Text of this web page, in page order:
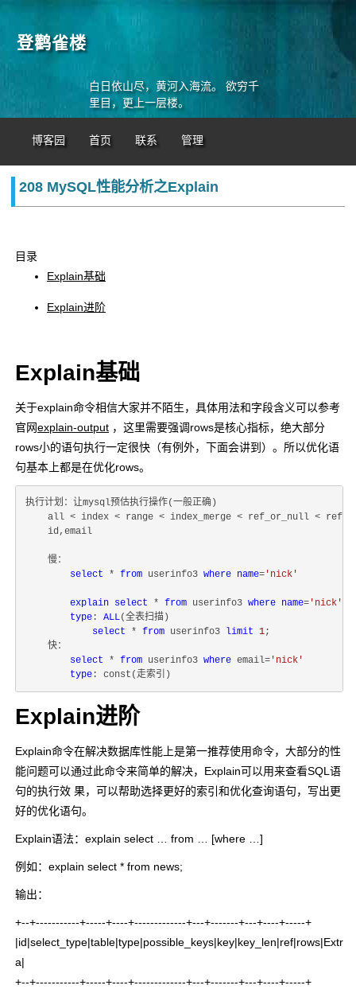
登鹳雀楼
白日依山尽，黄河入海流。 欲穷千
里目，更上一层楼。
博客园 首页 联系 管理
208 MySQL性能分析之Explain
目录
Explain基础
Explain进阶
Explain基础
关于explain命令相信大家并不陌生，具体用法和字段含义可以参考
官网explain-output ，这里需要强调rows是核心指标，绝大部分
rows小的语句执行一定很快（有例外，下面会讲到）。所以优化语
句基本上都是在优化rows。
执行计划：让mysql预估执行操作(一般正确)
all < index < range < index_merge < ref_or_null < ref
    id,email
    慢：
select * from userinfo3 where name= 'nick'
explain select * from userinfo3 where name= 'nick'
type : ALL(全表扫描)
select * from userinfo3 limit 1;
    快：
select * from userinfo3 where email= 'nick'
type
Explain进阶
Explain命令在解决数据库性能上是第一推荐使用命令，大部分的性
能问题可以通过此命令来简单的解决，Explain可以用来查看SQL语
句的执行效 果，可以帮助选择更好的索引和优化查询语句，写出更
好的优化语句。
Explain语法： explain select … from … [where …]
例如： explain select * from news;
输出：
+--+-----------+-----+----+-------------+---+-------+---+----+-----+
|id|select_type|table|type|possible_keys|key|key_len|ref|rows|Extr
a|
+--+-----------+-----+----+-------------+---+-------+---+----+-----+